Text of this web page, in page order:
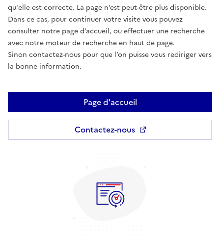
qu'elle est correcte. La page n’est peut-être plus disponible.
Dans ce cas, pour continuer votre visite vous pouvez
consulter notre page d’accueil, ou effectuer une recherche
avec notre moteur de recherche en haut de page.
Sinon contactez-nous pour que l’on puisse vous rediriger vers
la bonne information.
Page d'accueil
Contactez-nous